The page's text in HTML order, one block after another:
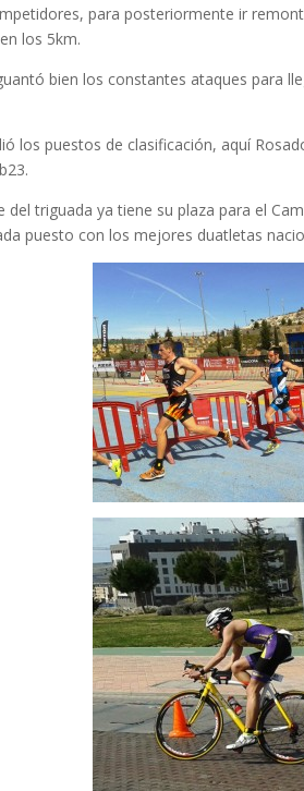
para posteriormente ir
los 5km.
bien los constantes ataques para
los puestos de clasificación, aquí
triguada ya tiene su plaza para el
puesto con los mejores duatletas